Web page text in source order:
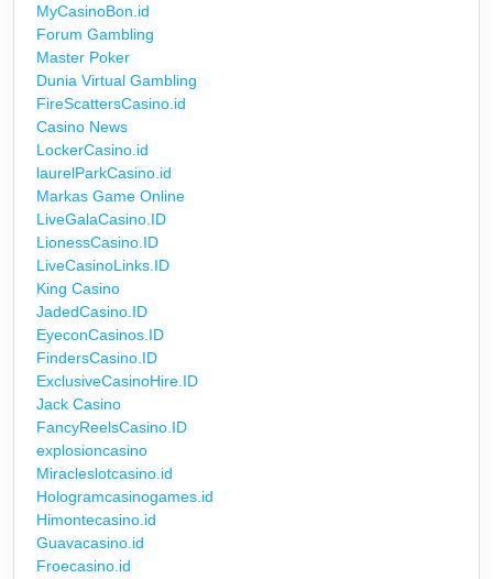
MyCasinoBon.id
Forum Gambling
Master Poker
Dunia Virtual Gambling
FireScattersCasino.id
Casino News
LockerCasino.id
laurelParkCasino.id
Markas Game Online
LiveGalaCasino.ID
LionessCasino.ID
LiveCasinoLinks.ID
King Casino
JadedCasino.ID
EyeconCasinos.ID
FindersCasino.ID
ExclusiveCasinoHire.ID
Jack Casino
FancyReelsCasino.ID
explosioncasino
Miracleslotcasino.id
Hologramcasinogames.id
Himontecasino.id
Guavacasino.id
Froecasino.id